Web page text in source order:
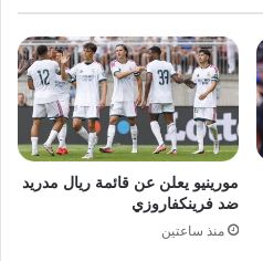
مورينيو يعلن عن قائمة ريال مدريد
ضد فرينكفاروزي
منذ ساعتين